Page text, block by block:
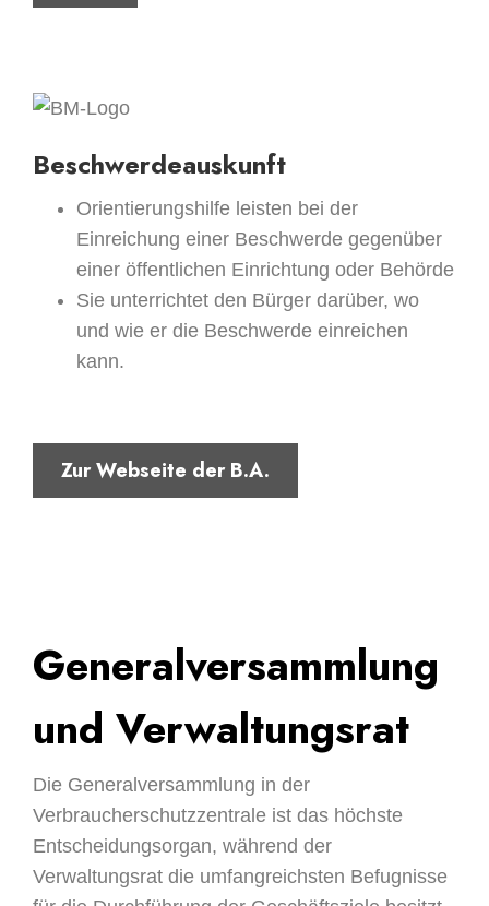
Beschwerdeauskunft
Orientierungshilfe leisten bei der
Einreichung einer Beschwerde gegenüber
einer öffentlichen Einrichtung oder Behörde
Sie unterrichtet den Bürger darüber, wo
und wie er die Beschwerde einreichen
kann.
Zur Webseite der B.A.
Generalversammlung
und Verwaltungsrat
Die Generalversammlung in der
Verbraucherschutzzentrale ist das höchste
Entscheidungsorgan, während der
Verwaltungsrat die umfangreichsten Befugnisse